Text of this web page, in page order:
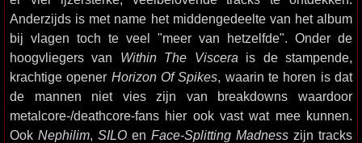
Anderzijds is met name het middengedeelte van het album
bij vlagen toch te veel "meer van hetzelfde". Onder de
hoogvliegers van Within The Viscera is de stampende,
krachtige opener Horizon Of Spikes, waarin te horen is dat
de mannen niet vies zijn van breakdowns waardoor
metalcore-/deathcore-fans hier ook vast wat mee kunnen.
Ook Nephilim, SILO en Face-Splitting Madness zijn tracks